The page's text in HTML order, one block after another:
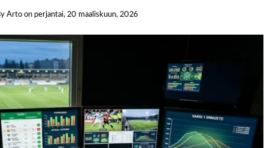
Arto on perjantai, 20 maaliskuun, 2026